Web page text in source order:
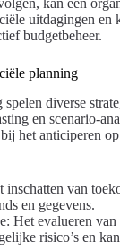
kan een
uitdagingen en
budgetbeheer.
planning
diverse
en scenario-
het anticiperen
inschatten van
en gegevens.
Het evalueren
risico’s en